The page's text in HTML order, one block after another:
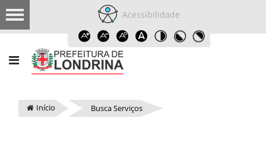
Acessibilidade
Início Busca Serviços